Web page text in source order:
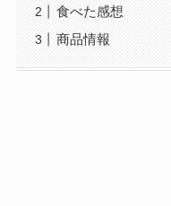
食べた感想
商品情報